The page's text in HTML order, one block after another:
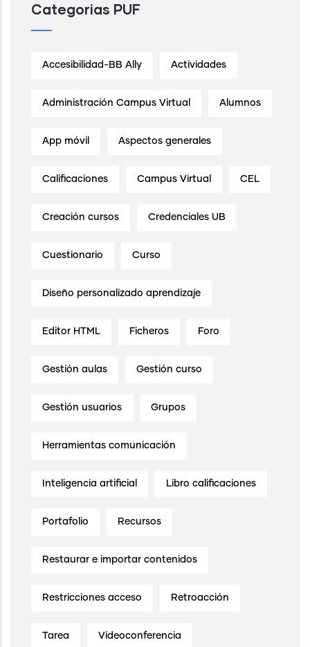
Categorias PUF
Accesibilidad-BB Ally Actividades
Administración Campus Virtual Alumnos
App móvil Aspectos generales
Calificaciones Campus Virtual CEL
Creación cursos Credenciales UB
Cuestionario Curso
Diseño personalizado aprendizaje
Editor HTML Ficheros Foro
Gestión aulas Gestión curso
Gestión usuarios Grupos
Herramientas comunicación
Inteligencia artificial Libro calificaciones
Portafolio Recursos
Restaurar e importar contenidos
Restricciones acceso Retroacción
Tarea Videoconferencia